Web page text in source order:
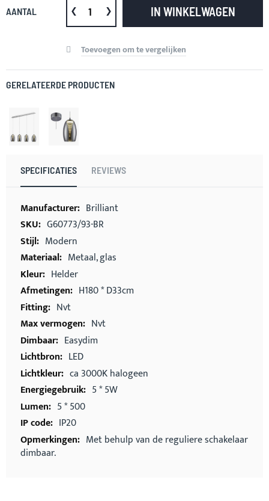
AANTAL IN WINKELWAGEN
Toevoegen om te vergelijken
GERELATEERDE PRODUCTEN
SPECIFICATIES REVIEWS
Meer
informatie
Brilliant
G60773/93-BR
Modern
Metaal, glas
Helder
H180 * D33cm
Nvt
Nvt
Easydim
LED
ca 3000K halogeen
5 * 5W
5 * 500
IP20
Met behulp van de reguliere schakelaar
dimbaar.